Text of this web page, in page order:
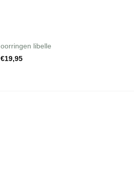
oorringen libelle
€19,95